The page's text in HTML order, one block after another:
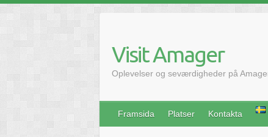
innehåll
Visit Amager
Oplevelser og seværdigheder på
Framsida Platser Kontakta